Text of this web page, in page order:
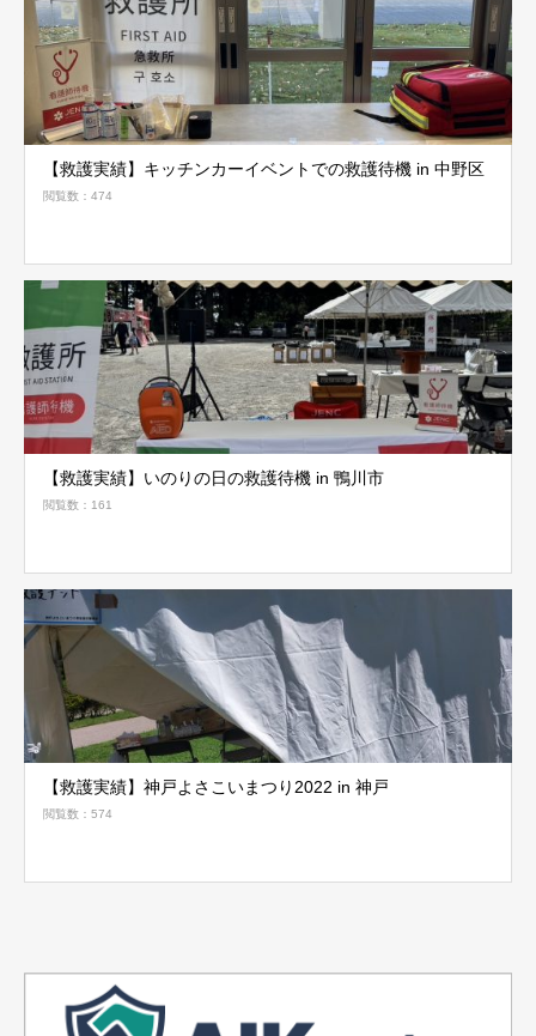
【救護実績】キッチンカーイベントでの救護待機 in 中野区
閲覧数：474
【救護実績】いのりの日の救護待機 in 鴨川市
閲覧数：161
【救護実績】神戸よさこいまつり2022 in 神戸
閲覧数：574